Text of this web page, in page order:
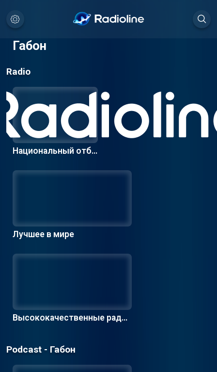
Габон
Radio
Национальный отбо
Лучшее в мире
Высококачественные радио
Podcast - Габон